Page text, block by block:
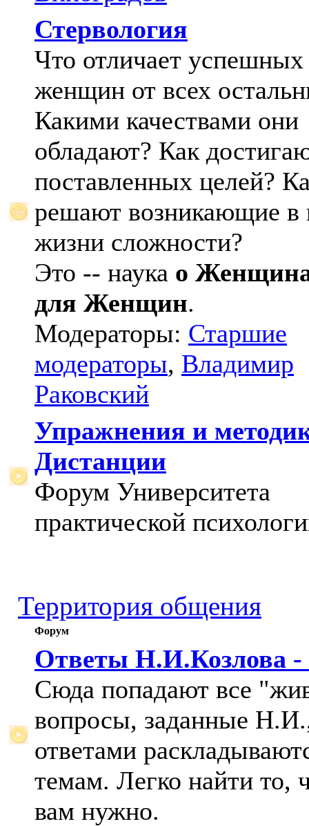
Стервология
Что отличает успешных
женщин от всех
Какими качествами они
обладают? Как
поставленных целей?
решают возникающие в
жизни сложности?
Это -- наука о
для Женщин.
Модераторы: Старшие
модераторы, Владимир
Раковский
Упражнения и
Дистанции
Форум Университета
практической
Территория общения
Форум
Ответы Н.И.Козлова -
Сюда попадают все
вопросы, заданные
ответами
темам. Легко найти то,
вам нужно.